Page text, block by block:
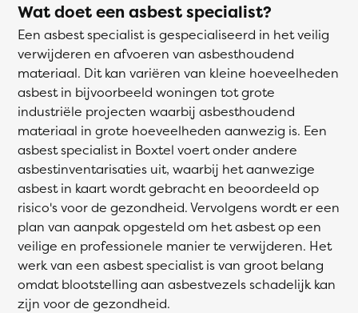
Wat doet een asbest specialist?
Een asbest specialist is gespecialiseerd in het veilig
verwijderen en afvoeren van asbesthoudend
materiaal. Dit kan variëren van kleine hoeveelheden
asbest in bijvoorbeeld woningen tot grote
industriële projecten waarbij asbesthoudend
materiaal in grote hoeveelheden aanwezig is. Een
asbest specialist in Boxtel voert onder andere
asbestinventarisaties uit, waarbij het aanwezige
asbest in kaart wordt gebracht en beoordeeld op
risico's voor de gezondheid. Vervolgens wordt er een
plan van aanpak opgesteld om het asbest op een
veilige en professionele manier te verwijderen. Het
werk van een asbest specialist is van groot belang
omdat blootstelling aan asbestvezels schadelijk kan
zijn voor de gezondheid.